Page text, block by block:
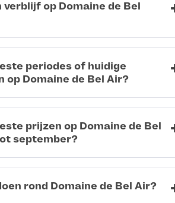
verblijf op Domaine de Bel
periodes of huidige
op Domaine de Bel Air?
prijzen op Domaine de Bel
september?
rond Domaine de Bel Air?